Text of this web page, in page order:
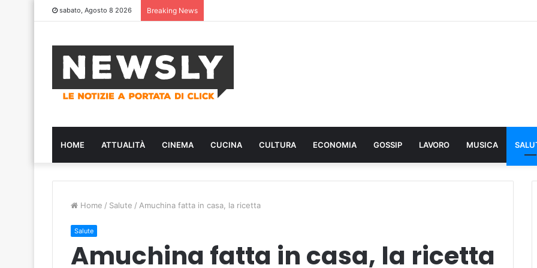
sabato, Agosto 8 2026 Breaking News
HOME ATTUALITÀ CINEMA CUCINA CULTURA ECONOMIA GOSSIP LAVORO MUSICA
Home / Salute / Amuchina fatta in casa, la ricetta
Salute
Amuchina fatta in casa, la ricetta